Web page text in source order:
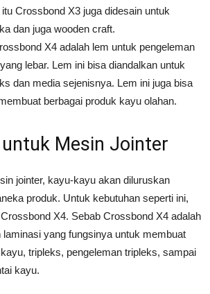
Crossbond X3 juga didesain untuk
dan juga wooden craft.
X4 adalah lem untuk pengeleman
lebar. Lem ini bisa diandalkan untuk
dan media sejenisnya. Lem ini juga bisa
berbagai produk kayu olahan.
Mesin Jointer
jointer, kayu-kayu akan diluruskan
produk. Untuk kebutuhan seperti ini,
X4. Sebab Crossbond X4 adalah
laminasi yang fungsinya untuk membuat
tripleks, pengeleman tripleks, sampai
kayu.